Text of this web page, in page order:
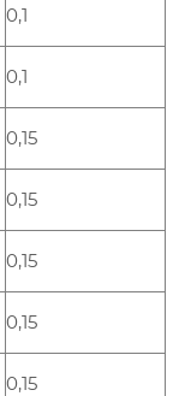
0,1
0,1
0,15
0,15
0,15
0,15
0,15